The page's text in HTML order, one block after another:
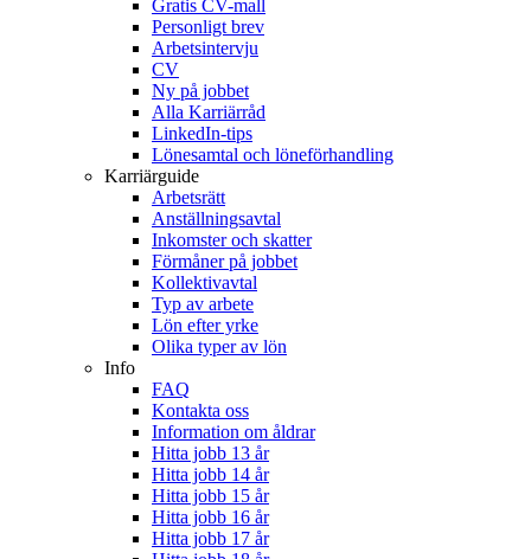
Gratis CV-mall
Personligt brev
Arbetsintervju
CV
Ny på jobbet
Alla Karriärråd
LinkedIn-tips
Lönesamtal och löneförhandling
Karriärguide
Arbetsrätt
Anställningsavtal
Inkomster och skatter
Förmåner på jobbet
Kollektivavtal
Typ av arbete
Lön efter yrke
Olika typer av lön
Info
FAQ
Kontakta oss
Information om åldrar
Hitta jobb 13 år
Hitta jobb 14 år
Hitta jobb 15 år
Hitta jobb 16 år
Hitta jobb 17 år